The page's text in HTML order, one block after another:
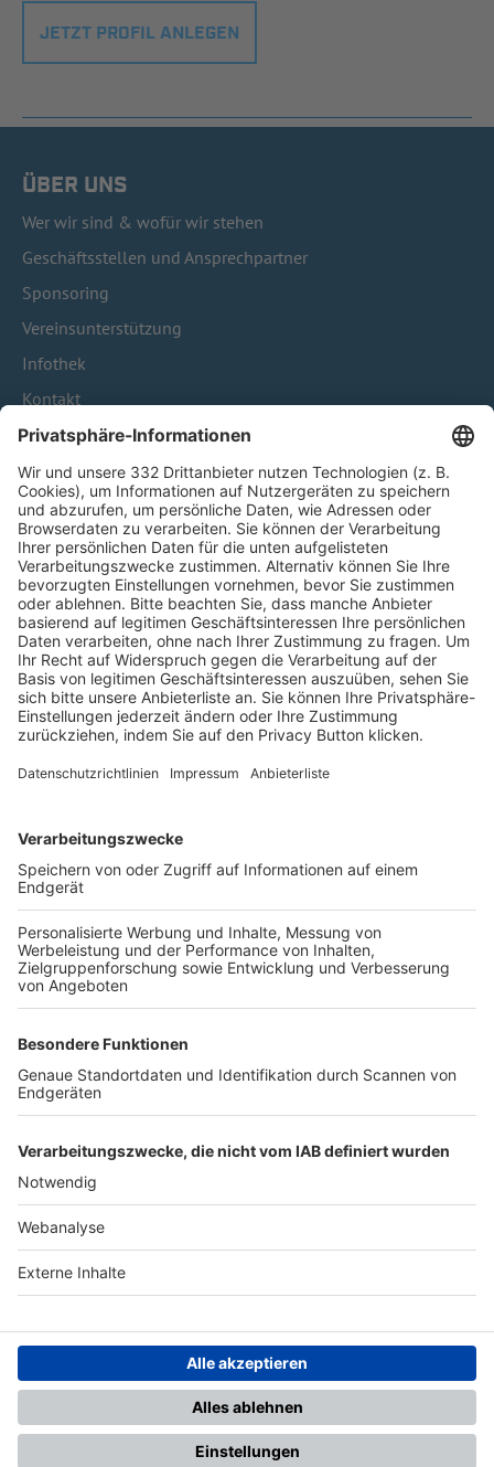
JETZT PROFIL ANLEGEN
ÜBER UNS
Wer wir sind & wofür wir stehen
Geschäftsstellen und Ansprechpartner
Sponsoring
Vereinsunterstützung
Infothek
Kontakt
HÄUFIG BESUCHTE SEITEN
Pässe und Vereinswechsel
Trainerausbildung
Schulungsangebot Vereinsmitarbeiter
BFV-Geschäftsstellen
Trainerbörse
Login SpielPlus
FOLGE DEM BFV
TOP-VEREINE
TOP-PARTNER
Nutzungsbedingungen Datenschutz Impressum